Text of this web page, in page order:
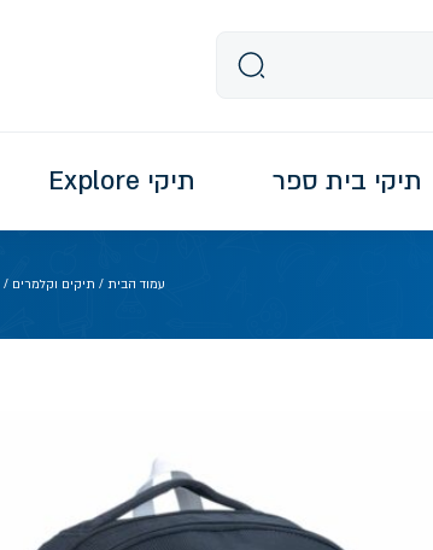
תיקי בית ספר תיקי Explore
עמוד הבית / תיקים וקלמרים /